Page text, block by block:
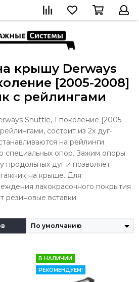
крышу Derways
[2005-2008]
с рейлингами
Shuttle, 1 поколение [2005-
состоит из 2х дуг-
на рейлинги
специальных опор. Зажим опоры
продольных дуг и позволяет
на крыше. Для
лакокрасочного покрытия
резиновые вставки.
В НАЛИЧИИ
РЕКОМЕНДУЕМ!